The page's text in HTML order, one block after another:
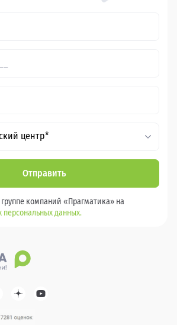
центр*
Отправить
компаний «Прагматика» на
персональных данных.